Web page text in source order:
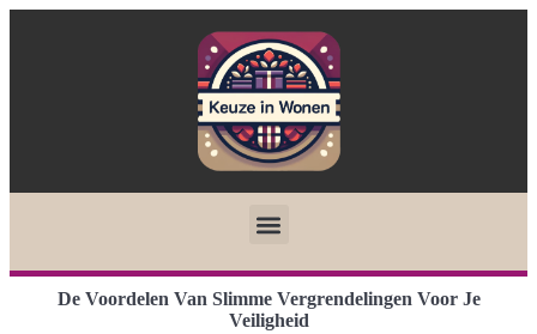
De Voordelen Van Slimme Vergrendelingen Voor Je
Veiligheid